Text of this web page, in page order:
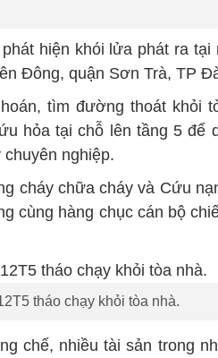
hiện khói lửa phát ra tại
Đông, quận Sơn Trà, TP
tìm đường thoát khỏi
hỏa tại chỗ lên tầng 5 để
nghiệp.
cháy chữa cháy và Cứu
cùng hàng chục cán bộ
tháo chạy khỏi tòa nhà.
chế, nhiều tài sản trong